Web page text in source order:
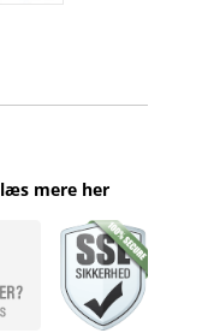
læs mere her